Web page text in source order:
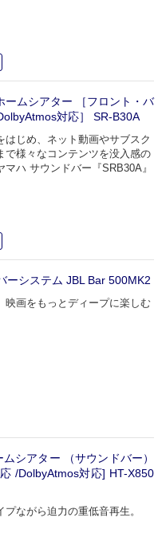
ムシアター ［フロント・バ
対応］ SR-B30A
はじめ、ネット動画やサブスク
で様々なコンテンツを没入感の
ハ サウンドバー『SRB30A』
ーシステム JBL Bar 500MK2
映画をもっとディープに楽しむ
シアター （サウンドバー）
/DolbyAtmos対応] HT-X850
ながら迫力の重低音再生。